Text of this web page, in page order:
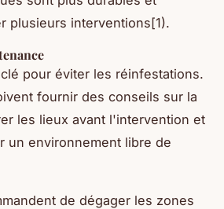
plusieurs interventions[1).
pour éviter les réinfestations.
fournir des conseils sur la
les lieux avant l'intervention et
un environnement libre de
de dégager les zones